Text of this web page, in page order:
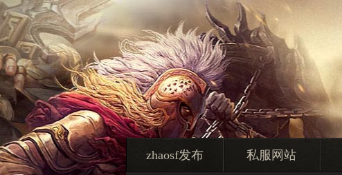
zhaosf发布 私服网站